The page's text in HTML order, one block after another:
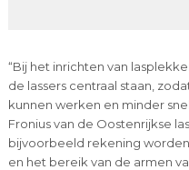
“Bij het inrichten van
de lassers centraal staan,
kunnen werken en minder
Fronius van de Oostenrijkse
bijvoorbeeld rekening
en het bereik van de armen